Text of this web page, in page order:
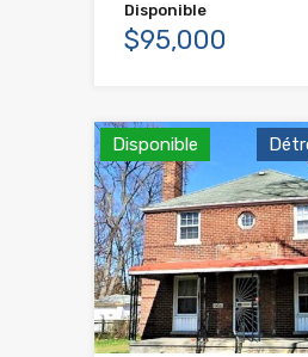
Disponible
$95,000
Disponible